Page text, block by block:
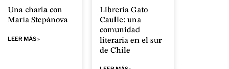
Una charla con
María Stepánova
LEER MÁS »
Librería Gato
Caulle: una
comunidad
literaria en el sur
de Chile